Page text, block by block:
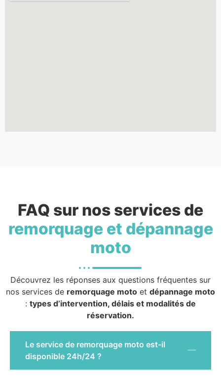
FAQ sur nos services de
remorquage et dépannage
moto
Découvrez les réponses aux questions fréquentes sur
nos services de remorquage moto et dépannage moto
: types d’intervention, délais et modalités de
réservation.
Le service de remorquage moto est-il
disponible 24h/24 ?